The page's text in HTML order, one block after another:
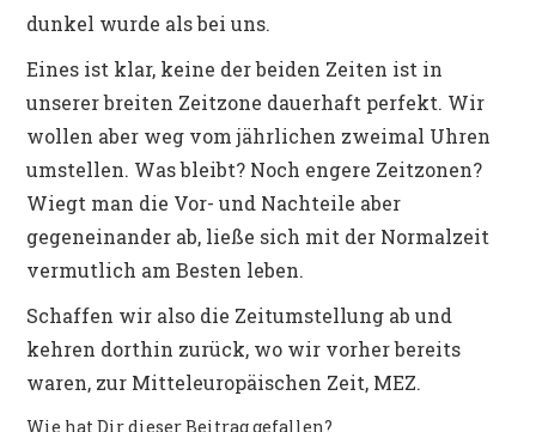
dunkel wurde als bei uns.
Eines ist klar, keine der beiden Zeiten ist in
unserer breiten Zeitzone dauerhaft perfekt. Wir
wollen aber weg vom jährlichen zweimal Uhren
umstellen. Was bleibt? Noch engere Zeitzonen?
Wiegt man die Vor- und Nachteile aber
gegeneinander ab, ließe sich mit der Normalzeit
vermutlich am Besten leben.
Schaffen wir also die Zeitumstellung ab und
kehren dorthin zurück, wo wir vorher bereits
waren, zur Mitteleuropäischen Zeit, MEZ.
Wie hat Dir dieser Beitrag gefallen?